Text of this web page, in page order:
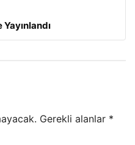
Yayınlandı
Gerekli alanlar *